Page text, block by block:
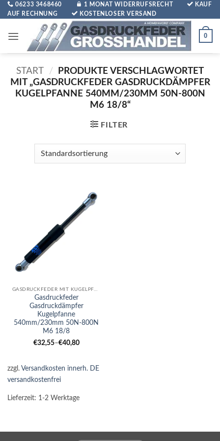
Zum
Inhalt
06233 3468460 1 MONAT WIDERRUFSRECHT
KAUF
AUF RECHNUNG
KOSTENLOSER VERSAND
0
START /
PRODUKTE VERSCHLAGWORTET
MIT „GASDRUCKFEDER GASDRUCKDÄMPFER
KUGELPFANNE 540MM/230MM 50N-800N
M6 18/8“
FILTER
GASDRUCKFEDER MIT KUGELPFANNE
Gasdruckfeder
Gasdruckdämpfer
Kugelpfanne
540mm/230mm 50N-800N
M6 18/8
€32,55–€40,80
zzgl. Versandkosten innerh. DE
versandkostenfrei
Lieferzeit: 1-2 Werktage